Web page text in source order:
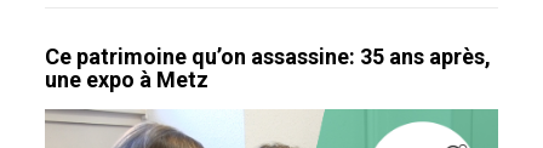
Ce patrimoine qu’on assassine: 35 ans après,
une expo à Metz